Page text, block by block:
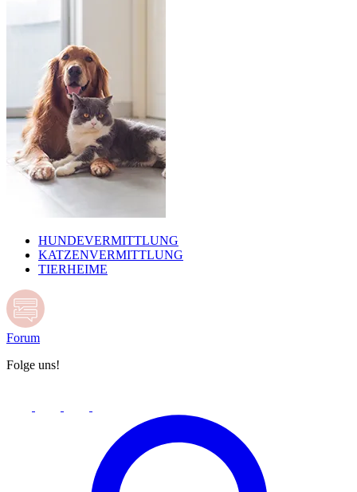
HUNDEVERMITTLUNG
KATZENVERMITTLUNG
TIERHEIME
Forum
Folge uns!